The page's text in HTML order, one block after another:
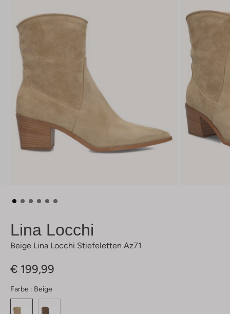
Lina Locchi
Beige Lina Locchi Stiefeletten Az71
€ 199,99
Farbe : Beige